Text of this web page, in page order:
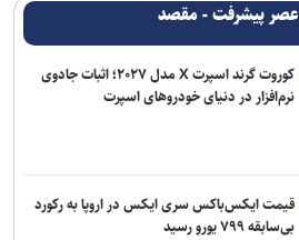
عصر پیشرفت - مقصد
کوروت گرند اسپرت X مدل ۲۰۲۷؛ اثبات جادوی
نرم‌افزار در دنیای خودروهای اسپرت
قیمت ایکس‌باکس سری ایکس در اروپا به رکورد
بی‌سابقه ۷۹۹ یورو رسید